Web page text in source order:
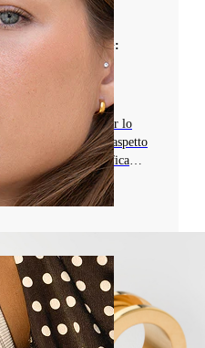
PER PIERCING:
SULLA
alternativa stilosa per lo
come imitano l'aspetto
senza una modifica